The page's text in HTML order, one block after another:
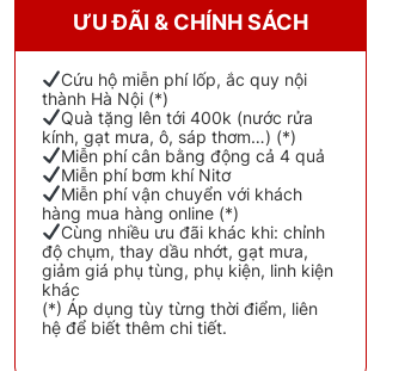
ƯU ĐÃI & CHÍNH SÁCH
Cứu hộ miễn phí lốp, ắc quy nội
thành Hà Nội (*)
Quà tặng lên tới 400k (nước rửa
kính, gạt mưa, ô, sáp thơm…) (*)
Miễn phí cân bằng động cả 4 quả
Miễn phí bơm khí Nitơ
Miễn phí vận chuyển với khách
hàng mua hàng online (*)
Cùng nhiều ưu đãi khác khi: chỉnh
độ chụm, thay dầu nhớt, gạt mưa,
giảm giá phụ tùng, phụ kiện, linh kiện
khác
(*) Áp dụng tùy từng thời điểm, liên
hệ để biết thêm chi tiết.